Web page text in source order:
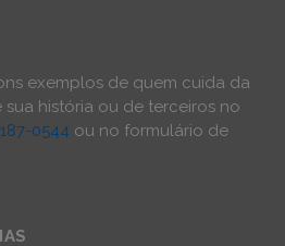
exemplos de quem cuida da
sua história ou de terceiros no
0544 ou no formulário de